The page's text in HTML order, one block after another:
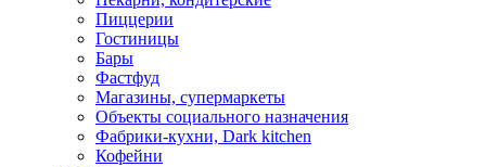
Пиццерии
Гостиницы
Бары
Фастфуд
Магазины, супермаркеты
Объекты социального назначения
Фабрики-кухни, Dark kitchen
Кофейни